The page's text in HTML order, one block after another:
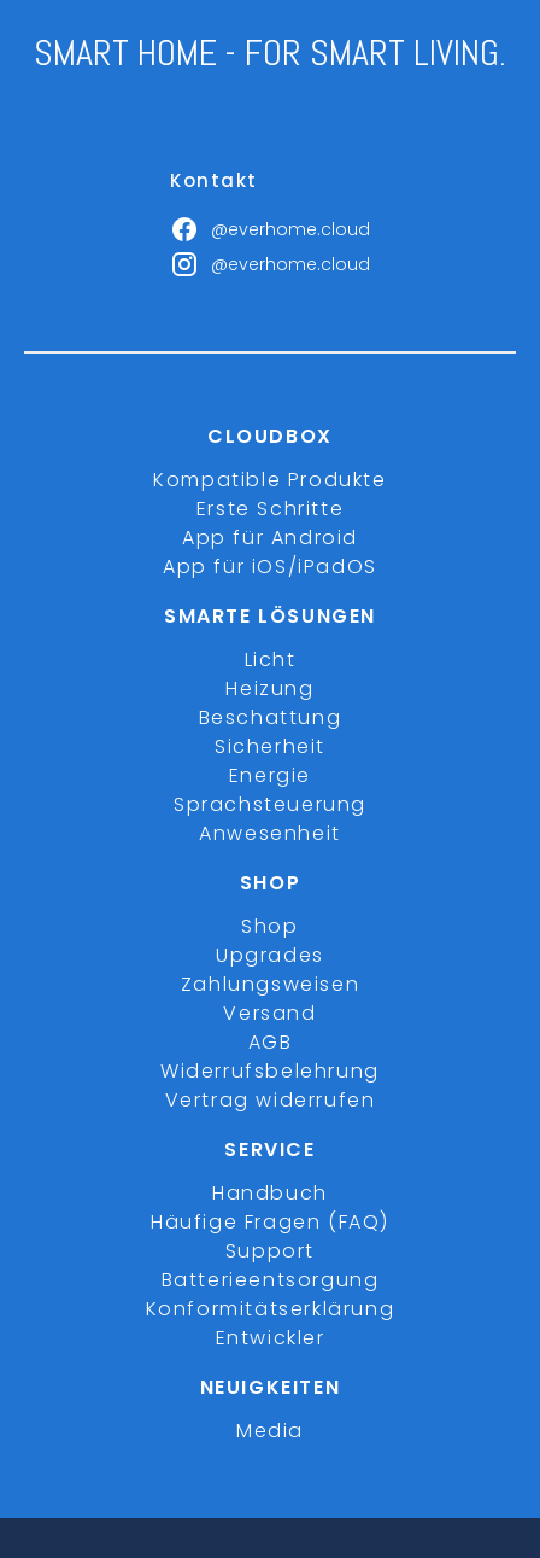
SMART HOME - FOR SMART LIVING.
Kontakt
@everhome.cloud
@everhome.cloud
CLOUDBOX
Kompatible Produkte
Erste Schritte
App für Android
App für iOS/iPadOS
SMARTE LÖSUNGEN
Licht
Heizung
Beschattung
Sicherheit
Energie
Sprachsteuerung
Anwesenheit
SHOP
Shop
Upgrades
Zahlungsweisen
Versand
AGB
Widerrufsbelehrung
Vertrag widerrufen
SERVICE
Handbuch
Häufige Fragen (FAQ)
Support
Batterieentsorgung
Konformitätserklärung
Entwickler
NEUIGKEITEN
Media